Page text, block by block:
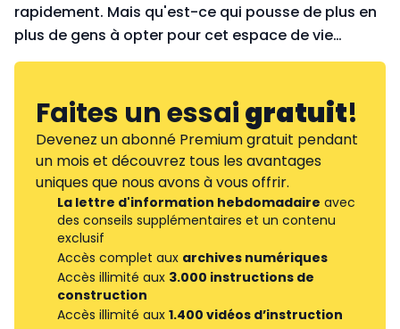
rapidement. Mais qu'est-ce qui pousse de plus en
plus de gens à opter pour cet espace de vie
supplémentaire dans le jardin ?
Faites un essaigratuit!
Devenez un abonné Premium gratuit pendant
un mois et découvrez tous les avantages
uniques que nous avons à vous offrir.
La lettre d'information hebdomadaire avec
des conseils supplémentaires et un contenu
exclusif
Accès complet aux archives numériques
Accès illimité aux 3.000 instructions de
construction
Accès illimité aux 1.400 vidéos d’instruction